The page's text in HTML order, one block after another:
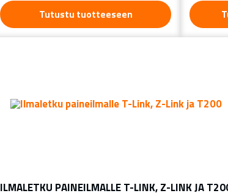
Tutustu tuotteeseen
ILMALETKU PAINEILMALLE T-LINK, Z-LINK JA